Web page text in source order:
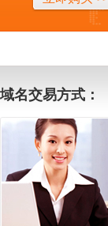
域名交易方式：